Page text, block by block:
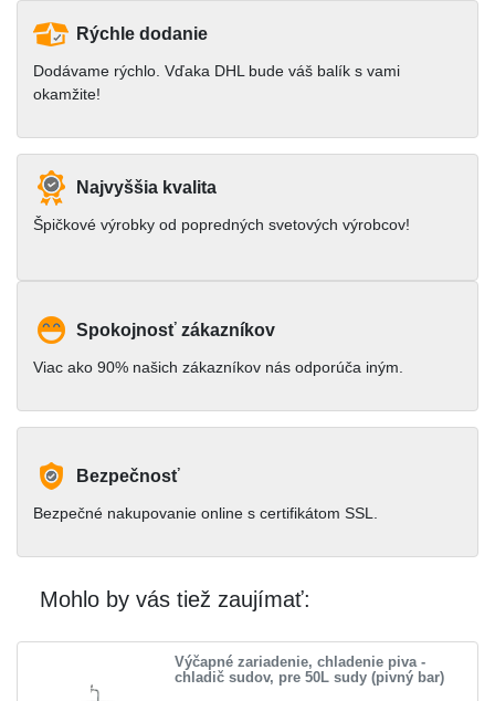
Rýchle dodanie
Dodávame rýchlo. Vďaka DHL bude váš balík s vami
okamžite!
Najvyššia kvalita
Špičkové výrobky od popredných svetových výrobcov!
Spokojnosť zákazníkov
Viac ako 90% našich zákazníkov nás odporúča iným.
Bezpečnosť
Bezpečné nakupovanie online s certifikátom SSL.
Mohlo by vás tiež zaujímať:
Výčapné zariadenie, chladenie piva -
chladič sudov, pre 50L sudy (pivný bar)